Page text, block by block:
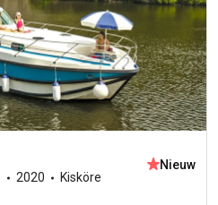
2020 Kisköre
Nieuw